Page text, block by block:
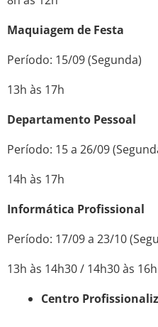
Maquiagem de Festa
Período: 15/09 (Segunda)
13h às 17h
Departamento Pessoal
Período: 15 a 26/09
14h às 17h
Informática Profissional
Período: 17/09 a 23/10
13h às 14h30 / 14h30 às
Centro